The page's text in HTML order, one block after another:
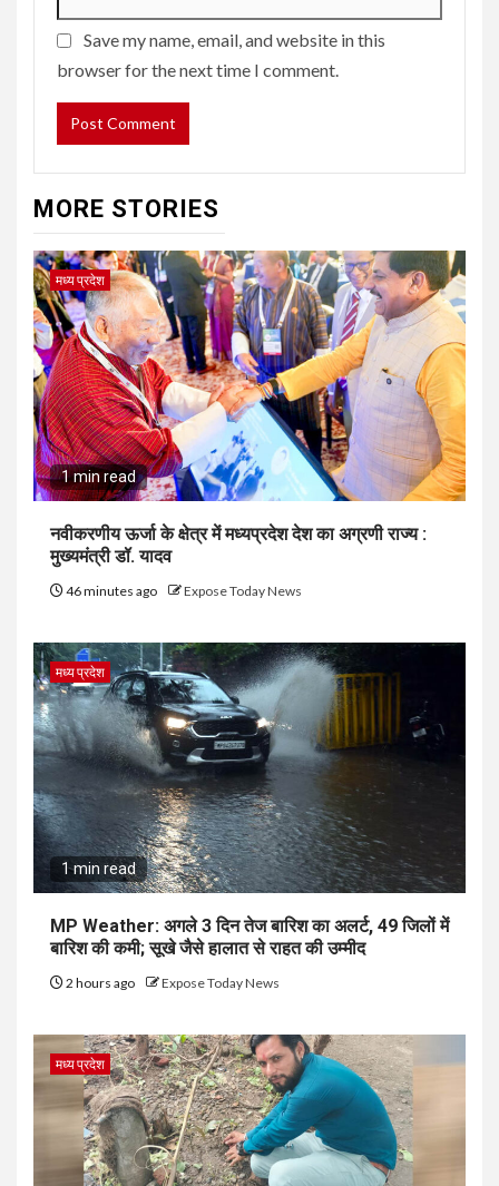
Save my name, email, and website in this
browser for the next time I comment.
MORE STORIES
मध्य प्रदेश
1 min read
नवीकरणीय ऊर्जा के क्षेत्र में मध्यप्रदेश देश का अग्रणी राज्य :
मुख्यमंत्री डॉ. यादव
46 minutes ago Expose Today News
मध्य प्रदेश
1 min read
MP Weather: अगले 3 दिन तेज बारिश का अलर्ट, 49 जिलों में
बारिश की कमी; सूखे जैसे हालात से राहत की उम्मीद
2 hours ago Expose Today News
मध्य प्रदेश